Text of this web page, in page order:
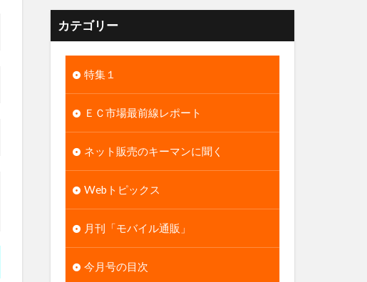
カテゴリー
特集１
ＥＣ市場最前線レポート
ネット販売のキーマンに聞く
Webトピックス
月刊「モバイル通販」
今月号の目次